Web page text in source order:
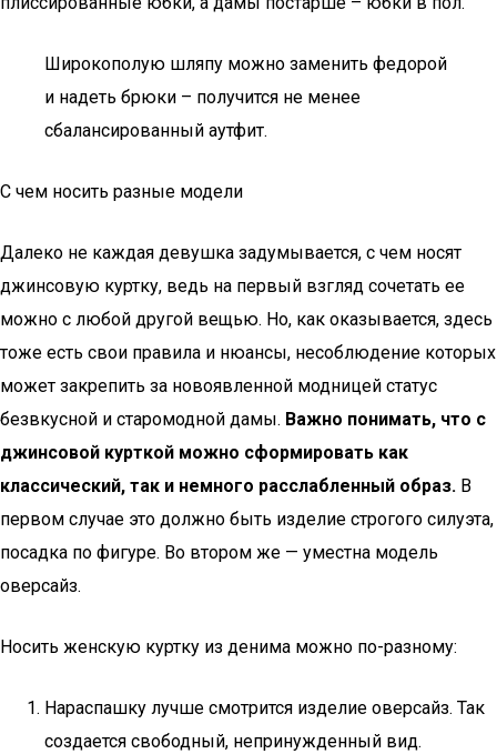
Широкополую шляпу можно заменить федорой
и надеть брюки – получится не менее
сбалансированный аутфит.
С чем носить разные модели
Далеко не каждая девушка задумывается, с чем носят
джинсовую куртку, ведь на первый взгляд сочетать ее
можно с любой другой вещью. Но, как оказывается, здесь
тоже есть свои правила и нюансы, несоблюдение которых
может закрепить за новоявленной модницей статус
безвкусной и старомодной дамы. Важно понимать, что с
джинсовой курткой можно сформировать как
классический, так и немного расслабленный образ. В
первом случае это должно быть изделие строгого силуэта,
посадка по фигуре. Во втором же — уместна модель
оверсайз.
Носить женскую куртку из денима можно по-разному:
Нараспашку лучше смотрится изделие оверсайз. Так
создается свободный, непринужденный вид.